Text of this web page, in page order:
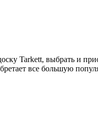
Tarkett, выбрать и
все большую